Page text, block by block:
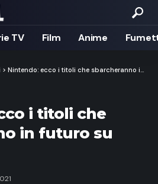
TV Film Anime
> Nintendo: ecco i titoli che sbarcheranno in futuro su Switch!
i titoli che
in futuro su